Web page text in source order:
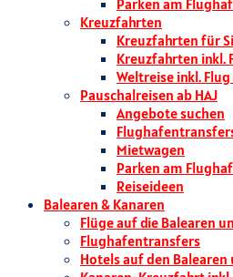
Parken am
Kreuzfahrten
Kreuzfahrten für
Kreuzfahrten inkl.
Weltreise inkl. Flug
Pauschalreisen ab HAJ
Angebote suchen
Mietwagen
Parken am
Reiseideen
Balearen & Kanaren
Flüge auf die Balearen
Flughafentransfers
Hotels auf den Balearen